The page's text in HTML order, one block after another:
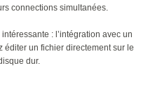
connections simultanées.
: l’intégration avec un
éditer un fichier directement sur le
dur.